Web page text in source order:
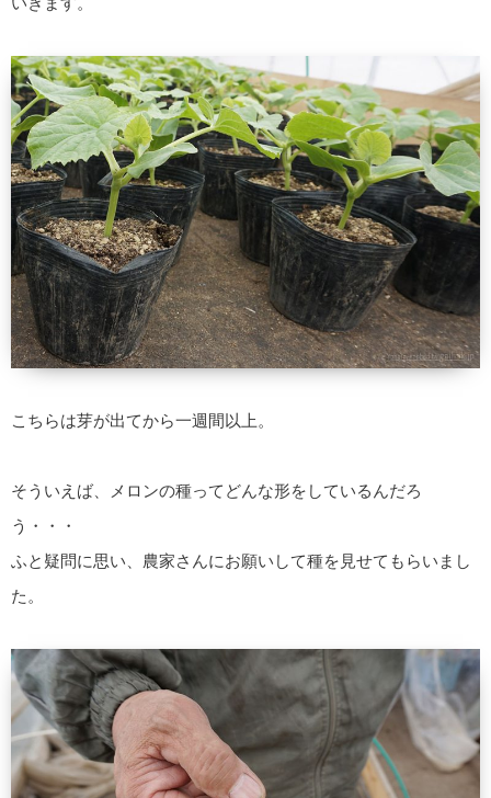
こちらは芽が出てから一週間以上。
そういえば、メロンの種ってどんな形をしているんだろ
う・・・
ふと疑問に思い、農家さんにお願いして種を見せてもらいまし
た。